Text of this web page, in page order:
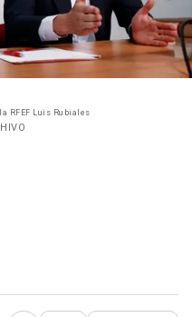
RFEF Luis Rubiales